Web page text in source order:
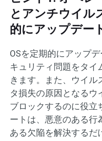
とアンチウイル
的にアップデー
OSを定期的にアップ
キュリティ問題をタイ
きます。また、ウイル
タ損失の原因となるウ
ブロックするのに役立
ートは、悪意のある行
ある欠陥を解決するだ